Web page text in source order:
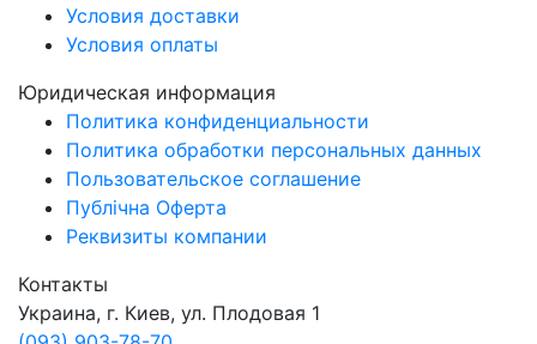
Условия доставки
Условия оплаты
Юридическая информация
Политика конфиденциальности
Политика обработки персональных данных
Пользовательское соглашение
Публічна Оферта
Реквизиты компании
Контакты
Украина, г. Киев, ул. Плодовая 1